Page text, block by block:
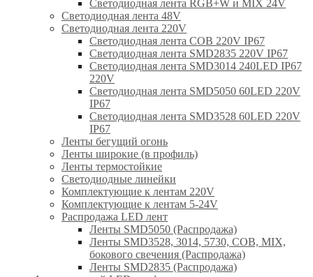
Светодиодная лента RGB+W и MIX 24V
Светодиодная лента 48V
Светодиодная лента 220V
Светодиодная лента COB 220V IP67
Светодиодная лента SMD2835 220V IP67
Светодиодная лента SMD3014 240LED IP67
220V
Светодиодная лента SMD5050 60LED 220V
IP67
Светодиодная лента SMD3528 60LED 220V
IP67
Ленты бегущий огонь
Ленты широкие (в профиль)
Ленты термостойкие
Светодиодные линейки
Комплектующие к лентам 220V
Комплектующие к лентам 5-24V
Распродажа LED лент
Ленты SMD5050 (Распродажа)
Ленты SMD3528, 3014, 5730, COB, MIX,
бокового свечения (Распродажа)
Ленты SMD2835 (Распродажа)